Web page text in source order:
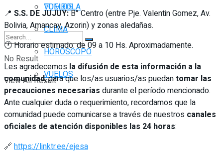
VUELOS
No Result
View All Result
TOMBOLA
CLIMA
HORÓSCOPO
VUELOS
📍 S.S. DE JUJUY:B° Centro (entre Pje. Valentin Gomez, Av.
Bolivia, Amancay, Azorin) y zonas aledañas.
🕐 Horario estimado: de 09 a 10 Hs. Aproximadamente.
Les agradecemos la difusión de esta información a la
comunidad, para que los/as usuarios/as puedantomar las
precauciones necesarias durante el período mencionado.
Ante cualquier duda o requerimiento, recordamos que la
comunidad puede comunicarse a través de nuestros canales
oficiales de atención disponibles las 24 horas:
🔗 https://linktr.ee/ejesa